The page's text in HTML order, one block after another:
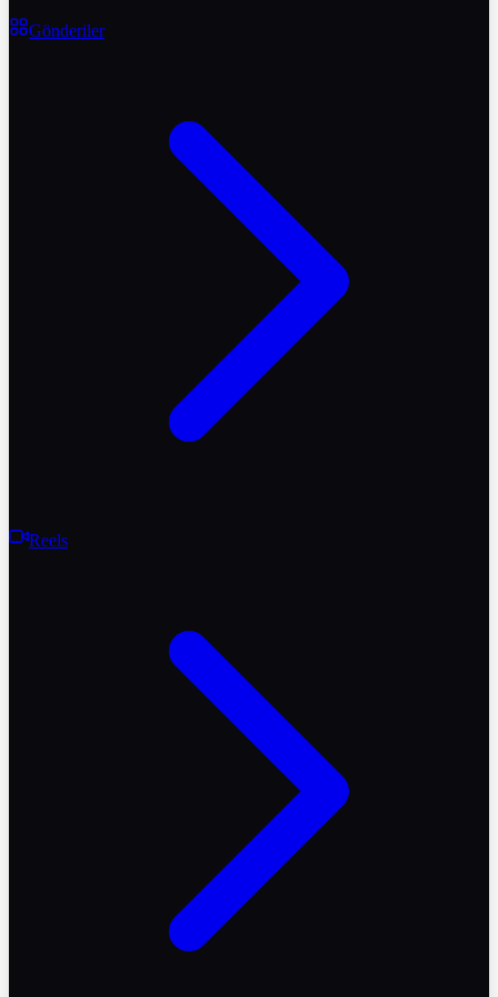
Gönderiler
Reels